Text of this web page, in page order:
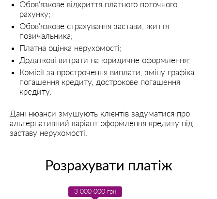
Обов'язкове відкриття платного поточного
рахунку;
Обов'язкове страхування застави, життя
позичальника;
Платна оцінка нерухомості;
Додаткові витрати на юридичне оформлення;
Комісії за прострочення виплати, зміну графіка
погашення кредиту, дострокове погашення
кредиту.
Дані нюанси змушують клієнтів задуматися про
альтернативний варіант оформлення кредиту під
заставу нерухомості.
Розрахувати платіж
3 000 000 грн